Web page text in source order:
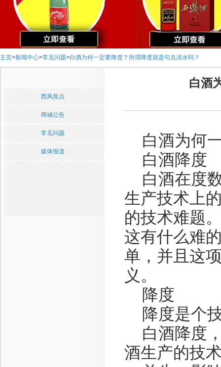
主页>新闻中心>常见问题>白酒为何一定要降度？所谓降度就是勾兑清水吗？
西凤焦点
商城公告
常见问题
媒体报道
白酒
白酒为何
白酒降度
白酒在度
生产技术上
的技术难题
这有什么难
单，并且这
义。
降度
降度是个
白酒降度
酒生产的技